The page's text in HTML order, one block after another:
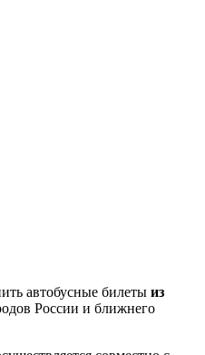
автобусные билеты из
России и ближнего